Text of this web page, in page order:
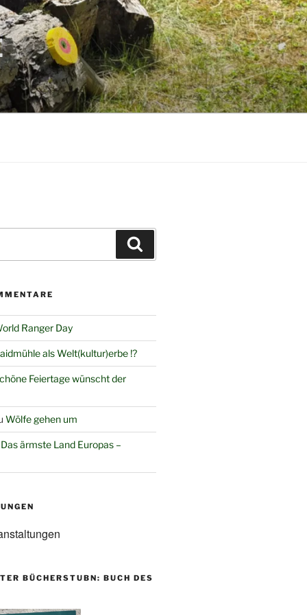
Ranger Day
als Welt(kultur)erbe !?
Feiertage wünscht der
Wölfe gehen um
Das ärmste Land Europas –
BÜCHERSTUBN: BUCH DES